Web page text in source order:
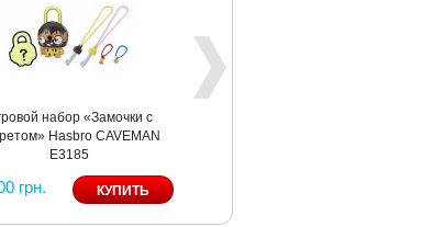
набор «Замочки с
Hasbro CAVEMAN
Е3185
грн.